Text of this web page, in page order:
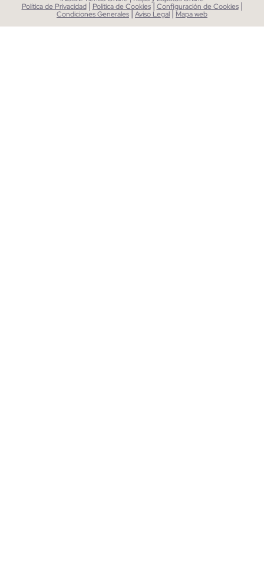
Política de Privacidad | Política de Cookies| Configuración de Cookies |
Condiciones Generales|Aviso Legal| Mapa web